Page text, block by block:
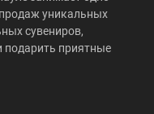
уникальных
сувениров,
подарить приятные